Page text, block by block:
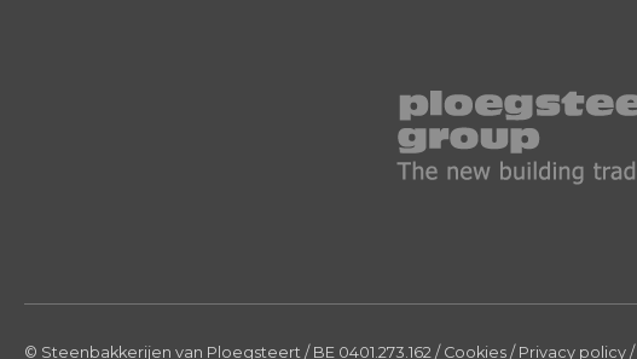
© Steenbakkerijen van Ploegsteert / BE 0401.273.162 / Cookies / Privacy policy /